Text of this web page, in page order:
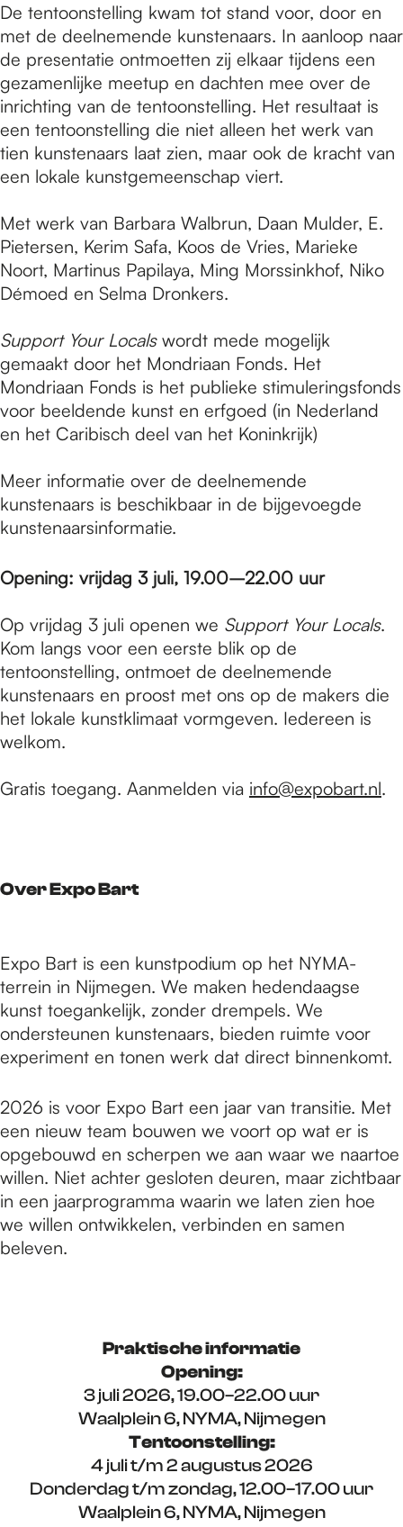
De tentoonstelling kwam tot stand voor, door en
met de deelnemende kunstenaars. In aanloop naar
de presentatie ontmoetten zij elkaar tijdens een
gezamenlijke meetup en dachten mee over de
inrichting van de tentoonstelling. Het resultaat is
een tentoonstelling die niet alleen het werk van
tien kunstenaars laat zien, maar ook de kracht van
een lokale kunstgemeenschap viert.
Met werk van Barbara Walbrun, Daan Mulder, E.
Pietersen, Kerim Safa, Koos de Vries, Marieke
Noort, Martinus Papilaya, Ming Morssinkhof, Niko
Démoed en Selma Dronkers.
Support Your Localswordt mede mogelijk
gemaakt door het Mondriaan Fonds. Het
Mondriaan Fonds is het publieke stimuleringsfonds
voor beeldende kunst en erfgoed (in Nederland
en het Caribisch deel van het Koninkrijk)
Meer informatie over de deelnemende
kunstenaars is beschikbaar in de bijgevoegde
kunstenaarsinformatie.
Opening: vrijdag 3 juli, 19.00–22.00 uur
Op vrijdag 3 juli openen we Support Your Locals.
Kom langs voor een eerste blik op de
tentoonstelling, ontmoet de deelnemende
kunstenaars en proost met ons op de makers die
het lokale kunstklimaat vormgeven. Iedereen is
welkom.
Gratis toegang. Aanmelden via info@expobart.nl.
Over Expo Bart
Expo Bart is een kunstpodium op het NYMA-
terrein in Nijmegen. We maken hedendaagse
kunst toegankelijk, zonder drempels. We
ondersteunen kunstenaars, bieden ruimte voor
experiment en tonen werk dat direct binnenkomt.
2026 is voor Expo Bart een jaar van transitie. Met
een nieuw team bouwen we voort op wat er is
opgebouwd en scherpen we aan waar we naartoe
willen. Niet achter gesloten deuren, maar zichtbaar
in een jaarprogramma waarin we laten zien hoe
we willen ontwikkelen, verbinden en samen
beleven.
Praktische informatie
Opening:
3 juli 2026, 19.00–22.00 uur
Waalplein 6, NYMA, Nijmegen
Tentoonstelling:
4 juli t/m 2 augustus 2026
Donderdag t/m zondag, 12.00–17.00 uur
Waalplein 6, NYMA, Nijmegen